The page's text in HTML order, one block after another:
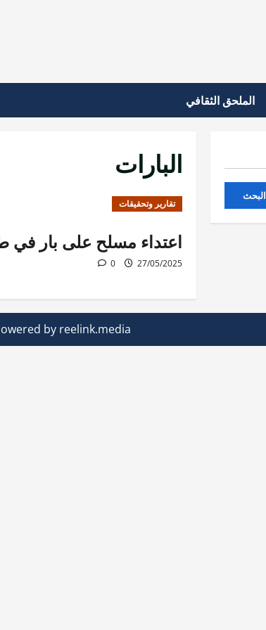
الملحق الثقافي
البارات
تقارير وتحقيقات
اعتداء مسلح على بار
27/05/2025
0
البحث
by reelink.media